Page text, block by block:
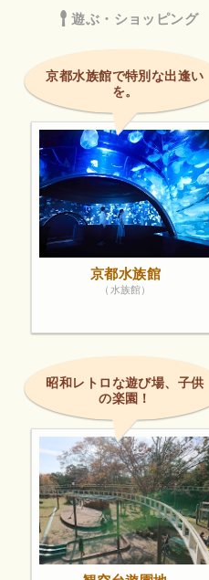
遊ぶ・ショッピング
京都水族館で特別な出逢い
を。
京都水族館
（水族館）
昭和レトロな遊び場、子供
の楽園！